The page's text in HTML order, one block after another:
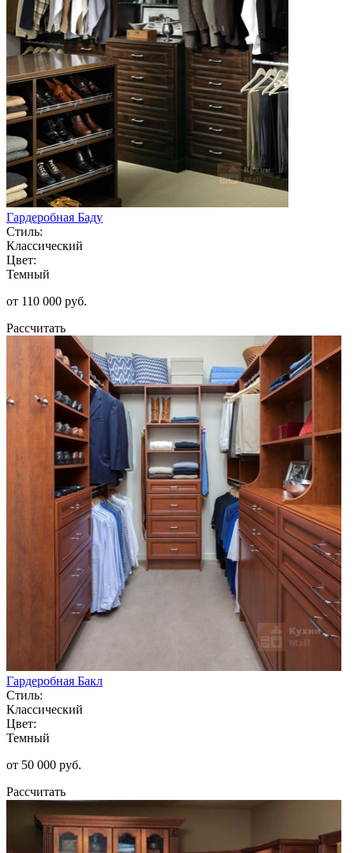
Гардеробная Баду
Стиль:
Классический
Цвет:
Темный
от 110 000 руб.
Рассчитать
Гардеробная Бакл
Стиль:
Классический
Цвет:
Темный
от 50 000 руб.
Рассчитать